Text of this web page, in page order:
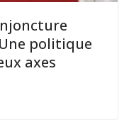
politique
axes